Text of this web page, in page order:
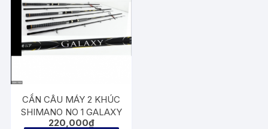
CẦN CÂU MÁY 2 KHÚC
SHIMANO NO 1 GALAXY
220,000₫